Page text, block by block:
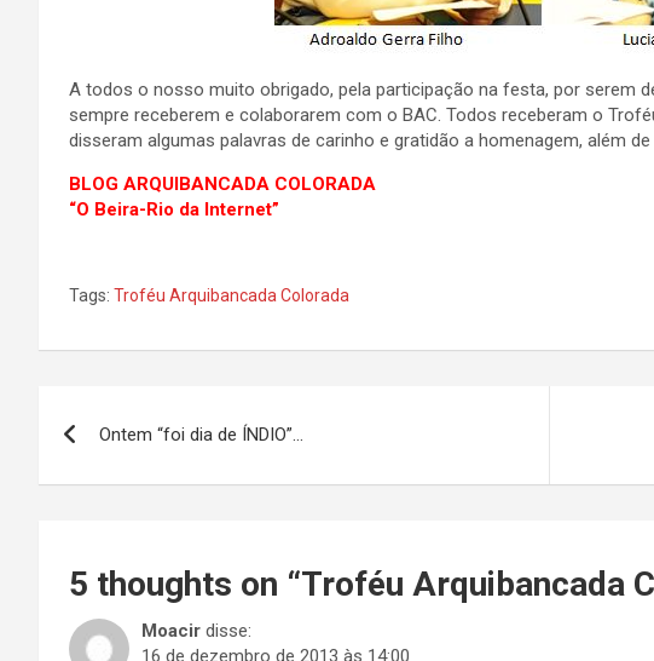
A todos o nosso muito obrigado, pela participação na festa, por serem
sempre receberem e colaborarem com o BAC. Todos receberam o
disseram algumas palavras de carinho e gratidão a homenagem, além
BLOG ARQUIBANCADA COLORADA
“O Beira-Rio da Internet”
Tags: Troféu Arquibancada Colorada
de
Ontem “foi dia de ÍNDIO”…
5 thoughts on “Troféu Arquibancada
Moacir disse:
16 de dezembro de 2013 às 14:00